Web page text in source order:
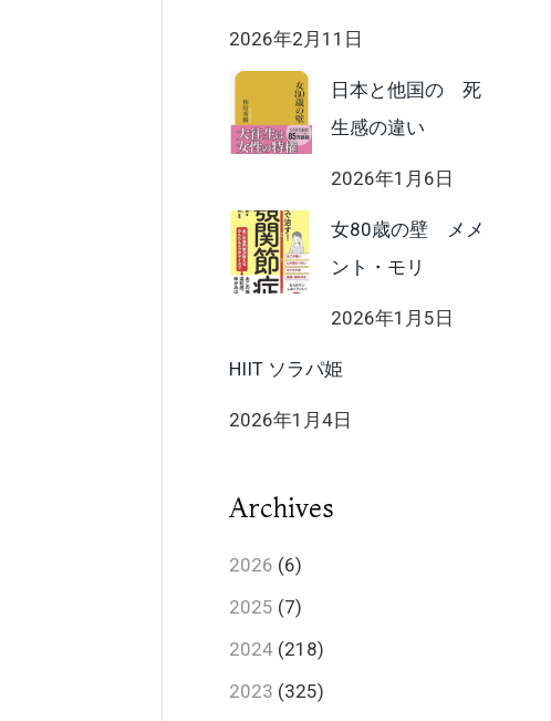
2026年2月11日
日本と他国の 死
生感の違い
2026年1月6日
女80歳の壁 メメ
ント・モリ
2026年1月5日
HIIT ソラパ姫
2026年1月4日
Archives
2026 (6)
2025 (7)
2024 (218)
2023 (325)